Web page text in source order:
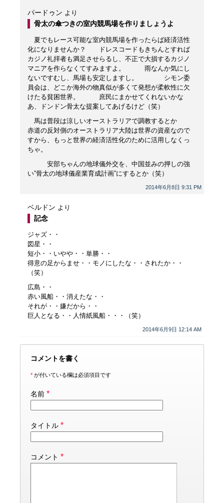
パードゥン より
2014年6月8日 9:31 PM
骨太の傘つきの室内競馬場を作りましょうよ
夏でもレース可能な室内競馬場を作ったらば経済活性
化になりませんか？ ドレスコードもきちんとすれば
カジノ礼拝者も満足させらるし、不正で大損するカジノ
マニアを作らなくてすみますよ。 雨なんか気にし
ないですむし、馬場も安定しますし。 シモン委
員会は、どこか海外の物真似が多くて発想が柔軟性に欠
けたる貧困世界。 庶民にまかせてくれないかな
あ、ドンドン骨太な提案してあげるけど（笑）
馬は普段は涼しいオーストラリアで調教するとか
赤道の反対側のオーストラリア大陸は世界の資産なので
すから、もっと世界の経済活性化のために活用しなくっ
ちゃ。
安部ちゃんの地球儀外交を、中国並みの押しの強
い”骨太の地球儀産業育成計画”にするとか（笑）
ベルドン より
2014年6月9日 12:14 AM
記念
ジャズ・・
図星・・
短小・・いやや・・単勝・・
得意の足からませ・・モノにしたな・・されたか・・
（笑）
広島・・
赤い風船・・消えたな・・
それが・・嫌だから・・
巨人となる・・人情紙風船・・・（笑）
コメントを書く
* が付いている欄は必須項目です
名前 *
タイトル *
コメント *